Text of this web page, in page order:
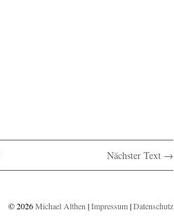
Nächster Text →
© 2026Michael Althen |Impressum|Datenschutz